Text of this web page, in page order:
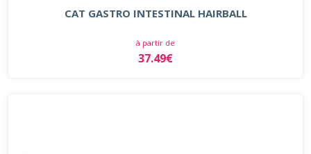
CAT GASTRO INTESTINAL HAIRBALL
à partir de
37.49€